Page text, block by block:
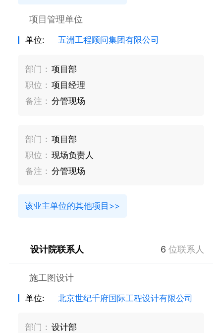
项目管理单位
单位: 五洲工程顾问集团有限公司
部门： 项目部
职位： 项目经理
备注： 分管现场
部门： 项目部
职位： 现场负责人
备注： 分管现场
该业主单位的其他项目>>
设计院联系人 6 位联系人
施工图设计
单位: 北京世纪千府国际工程设计有限公司
部门： 设计部